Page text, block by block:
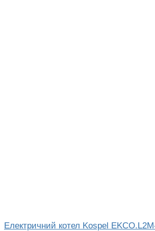
Електричний котел Kospel